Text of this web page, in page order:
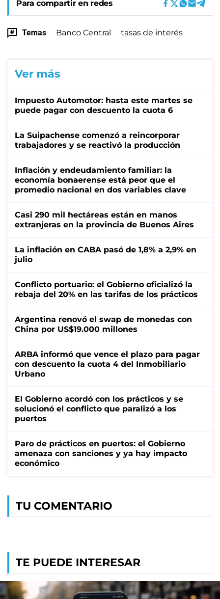
Para compartir en redes
Temas Banco Central tasas de interés
Ver más
Impuesto Automotor: hasta este martes se
puede pagar con descuento la cuota 6
La Suipachense comenzó a reincorporar
trabajadores y se reactivó la producción
Inflación y endeudamiento familiar: la
economía bonaerense está peor que el
promedio nacional en dos variables clave
Casi 290 mil hectáreas están en manos
extranjeras en la provincia de Buenos Aires
La inflación en CABA pasó de 1,8% a 2,9% en
julio
Conflicto portuario: el Gobierno oficializó la
rebaja del 20% en las tarifas de los prácticos
Argentina renovó el swap de monedas con
China por US$19.000 millones
ARBA informó que vence el plazo para pagar
con descuento la cuota 4 del Inmobiliario
Urbano
El Gobierno acordó con los prácticos y se
solucionó el conflicto que paralizó a los
puertos
Paro de prácticos en puertos: el Gobierno
amenaza con sanciones y ya hay impacto
económico
TU COMENTARIO
TE PUEDE INTERESAR